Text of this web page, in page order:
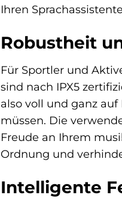
Ihren
Robustheit
Für Sportler und
sind nach IPX5
also voll und ganz
müssen. Die
Freude an Ihrem
Ordnung und
Intelligente